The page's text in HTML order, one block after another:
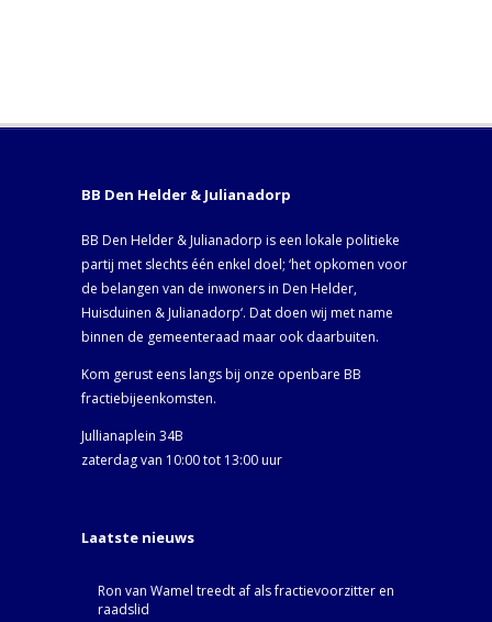
BB Den Helder & Julianadorp
BB Den Helder & Julianadorp is een lokale politieke
partij met slechts één enkel doel; ‘het opkomen voor
de belangen van de inwoners in Den Helder,
Huisduinen & Julianadorp‘. Dat doen wij met name
binnen de gemeenteraad maar ook daarbuiten.
Kom gerust eens langs bij onze openbare BB
fractiebijeenkomsten.
Jullianaplein 34B
zaterdag van 10:00 tot 13:00 uur
Laatste nieuws
Ron van Wamel treedt af als fractievoorzitter en
raadslid